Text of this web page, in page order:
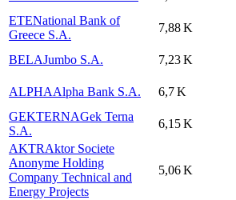
ETENational Bank of
Greece S.A.
7,88 K
BELAJumbo S.A. 7,23 K
ALPHAAlpha Bank S.A. 6,7 K
GEKTERNAGek Terna
S.A.
6,15 K
AKTRAktor Societe
Anonyme Holding
Company Technical and
Energy Projects
5,06 K